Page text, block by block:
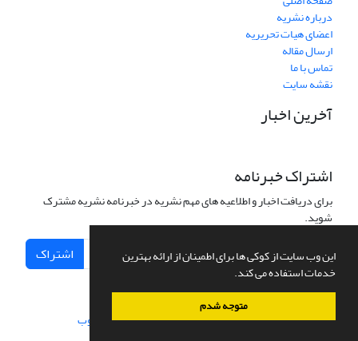
این وب سایت از کوکی ها برای اطمینان از ارائه بهترین
خدمات استفاده می کند.
متوجه شدم
درباره نشریه
اعضای هیات تحریریه
ارسال مقاله
تماس با ما
نقشه سایت
آخرین اخبار
اشتراک خبرنامه
برای دریافت اخبار و اطلاعیه های مهم نشریه در خبرنامه نشریه مشترک
شوید.
اشتراک
سامانه مدیریت نشریات علمی.طراحی و پیاده سازی از سیناوب